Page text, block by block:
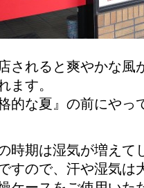
されると爽やかな風
ます。
的な夏』の前にや
時期は湿気が増えて
すので、汗や湿気は